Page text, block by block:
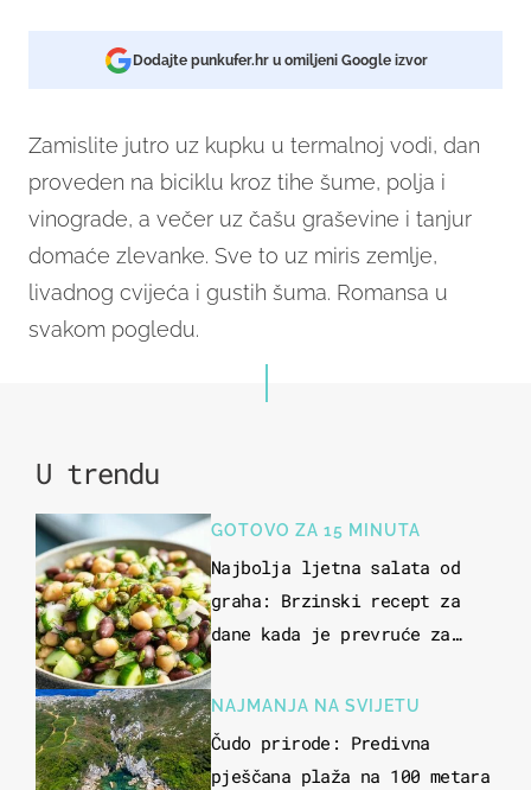
Dodajte punkufer.hr u omiljeni Google izvor
Zamislite jutro uz kupku u termalnoj vodi, dan
proveden na biciklu kroz tihe šume, polja i
vinograde, a večer uz čašu graševine i tanjur
domaće zlevanke. Sve to uz miris zemlje,
livadnog cvijeća i gustih šuma. Romansa u
svakom pogledu.
U trendu
GOTOVO ZA 15 MINUTA
Najbolja ljetna salata od
graha: Brzinski recept za
dane kada je prevruće za
NAJMANJA NA SVIJETU
Čudo prirode: Predivna
pješčana plaža na 100 metara